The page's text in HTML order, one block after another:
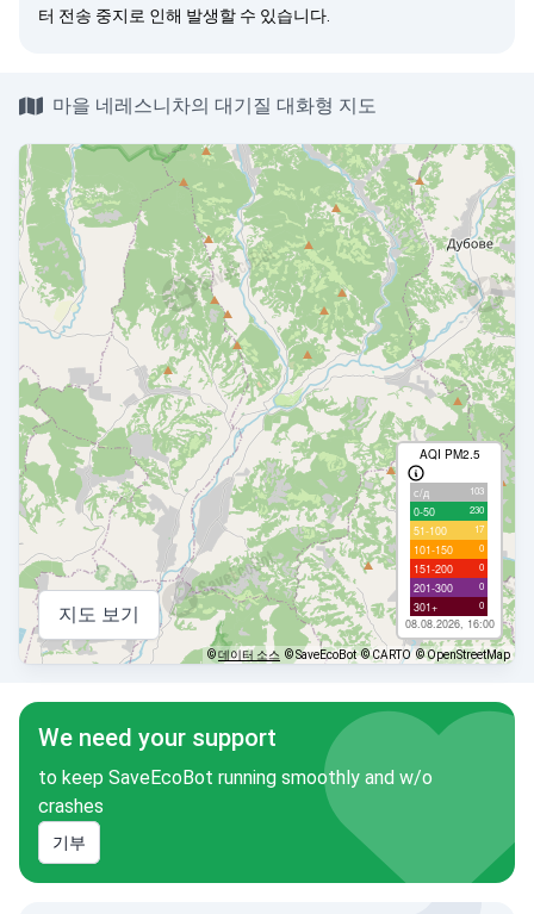
터 전송 중지로 인해 발생할 수 있습니다.
마을 네레스니차의 대기질 대화형 지도
AQI PM2.5
с/д 103
0-50 230
51-100 17
101-150 0
151-200 0
201-300 0
301+ 0
08.08.2026, 16:00
지도 보기
©데이터 소스 © SaveEcoBot © CARTO © OpenStreetMap
We need your support
to keep SaveEcoBot running smoothly and w/o
crashes
기부